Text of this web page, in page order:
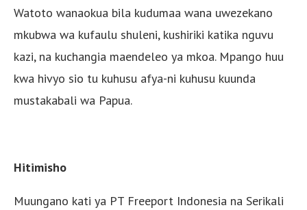
Watoto wanaokua bila kudumaa wana uwezekano
mkubwa wa kufaulu shuleni, kushiriki katika nguvu
kazi, na kuchangia maendeleo ya mkoa. Mpango huu
kwa hivyo sio tu kuhusu afya-ni kuhusu kuunda
mustakabali wa Papua.
Hitimisho
Muungano kati ya PT Freeport Indonesia na Serikali